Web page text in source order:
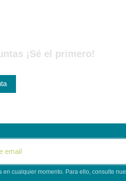
¡Sé el primero!
en cualquier momento. Para ello, consulte